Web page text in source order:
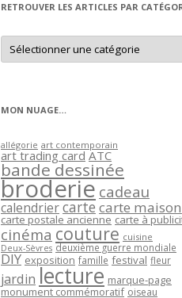
RETROUVER LES ARTICLES PAR
Retrouver
les
articles
MON NUAGE…
allégorie art contemporain
art trading card ATC
bande dessinée
broderie cadeau
calendriercartecarte maison
carte postale ancienne carte à
cinéma couture cuisine
Deux-Sèvres deuxième guerre mondiale
DIY exposition famille festival fleur
jardin lecture marque-page
monument commémoratif oiseau